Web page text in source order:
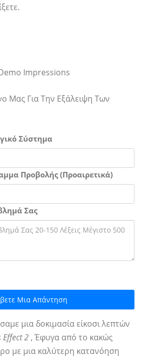
Impressions
Μας Για Την Εξάλειψη Των
Σύστημα
Προβολής (Προαιρετικά)
Σας
Μια Απάντηση
μια δοκιμασία είκοσι λεπτών
Effect 2 , Έφυγα από το κακώς
με μια καλύτερη κατανόηση